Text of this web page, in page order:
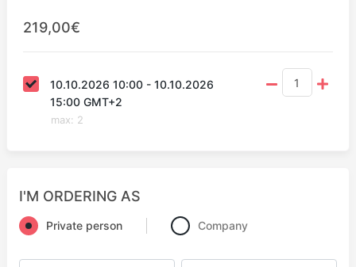
219,00€
10.10.2026 10:00 - 10.10.2026
15:00 GMT+2
max: 2
I'M ORDERING AS
Private person Company